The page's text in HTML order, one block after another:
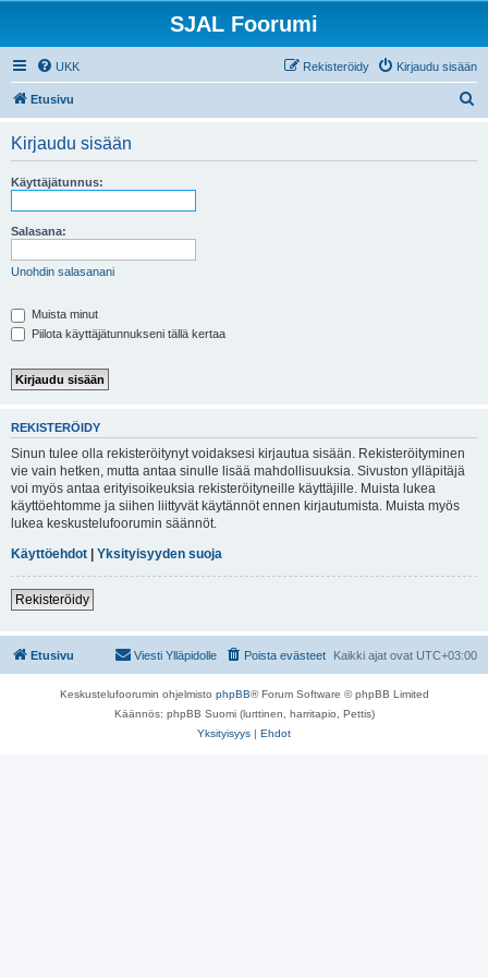
SJAL Foorumi
UKK Kirjaudu sisään
Rekisteröidy
Etusivu
Kirjaudu sisään
Käyttäjätunnus:
Salasana:
Unohdin salasanani
Muista minut
Piilota käyttäjätunnukseni tällä kertaa
REKISTERÖIDY
Sinun tulee olla rekisteröitynyt voidaksesi kirjautua sisään. Rekisteröityminen
vie vain hetken, mutta antaa sinulle lisää mahdollisuuksia. Sivuston ylläpitäjä
voi myös antaa erityisoikeuksia rekisteröityneille käyttäjille. Muista lukea
käyttöehtomme ja siihen liittyvät käytännöt ennen kirjautumista. Muista myös
lukea keskustelufoorumin säännöt.
Käyttöehdot | Yksityisyyden suoja
Rekisteröidy
Etusivu Kaikki ajat ovat UTC+03:00
Poista evästeet
Viesti Ylläpidolle
Keskustelufoorumin ohjelmisto phpBB® Forum Software © phpBB Limited
Käännös: phpBB Suomi (lurttinen, harritapio, Pettis)
Yksityisyys | Ehdot